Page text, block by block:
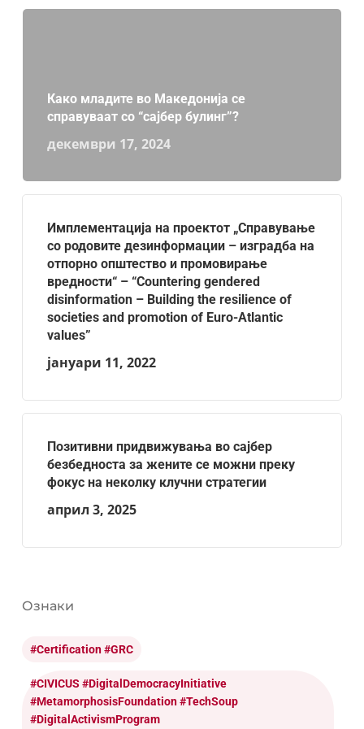
Како младите во Македонија се
справуваат со “сајбер булинг”?
декември 17, 2024
Имплементација на проектот „Справување
со родовите дезинформации – изградба на
отпорно општество и промовирање
вредности“ – “Countering gendered
disinformation – Building the resilience of
societies and promotion of Euro-Atlantic
values”
јануари 11, 2022
Позитивни придвижувања во сајбер
безбедноста за жените се можни преку
фокус на неколку клучни стратегии
април 3, 2025
Ознаки
#certification #GRC
#CIVICUS #DigitalDemocracyInitiative
#MetamorphosisFoundation #TechSoup
#DigitalActivismProgram